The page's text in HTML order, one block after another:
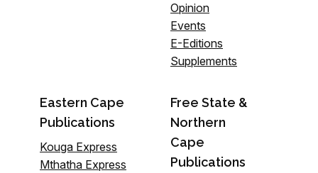
Opinion
Events
E-Editions
Supplements
Eastern Cape
Publications
Kouga Express
Mthatha Express
Free State &
Northern
Cape
Publications